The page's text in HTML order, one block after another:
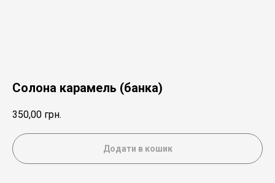
Солона карамель (банка)
350,00 грн.
Додати в кошик